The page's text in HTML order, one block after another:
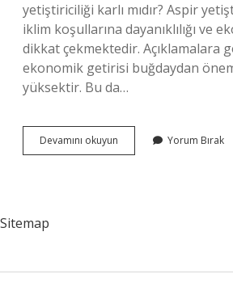
yetiştiriciliği karlı mıdır? Aspir
iklim koşullarına dayanıklılığı ve
dikkat çekmektedir. Açıklamalara
ekonomik getirisi buğdaydan
yüksektir. Bu da…
Devamını okuyun
Ekimi
Yorum Bırak
Sitemap